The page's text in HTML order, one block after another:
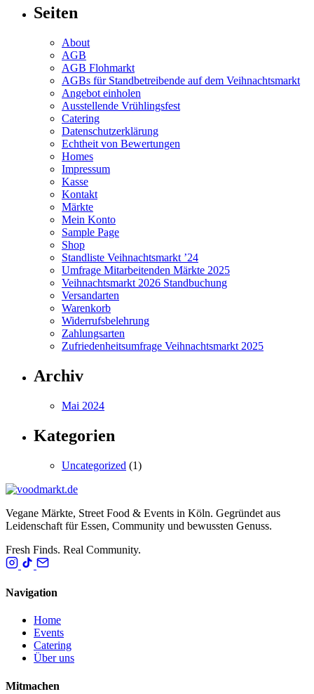
Seiten
About
AGB
AGB Flohmarkt
AGBs für Standbetreibende auf dem Veihnachtsmarkt
Angebot einholen
Ausstellende Vrühlingsfest
Catering
Datenschutzerklärung
Echtheit von Bewertungen
Homes
Impressum
Kasse
Kontakt
Märkte
Mein Konto
Sample Page
Shop
Standliste Veihnachtsmarkt ’24
Umfrage Mitarbeitenden Märkte 2025
Veihnachtsmarkt 2026 Standbuchung
Versandarten
Warenkorb
Widerrufsbelehrung
Zahlungsarten
Zufriedenheitsumfrage Veihnachtsmarkt 2025
Archiv
Mai 2024
Kategorien
Uncategorized (1)
Vegane Märkte, Street Food & Events in Köln. Gegründet aus
Leidenschaft für Essen, Community und bewussten Genuss.
Fresh Finds. Real Community.
Navigation
Home
Events
Catering
Über uns
Mitmachen